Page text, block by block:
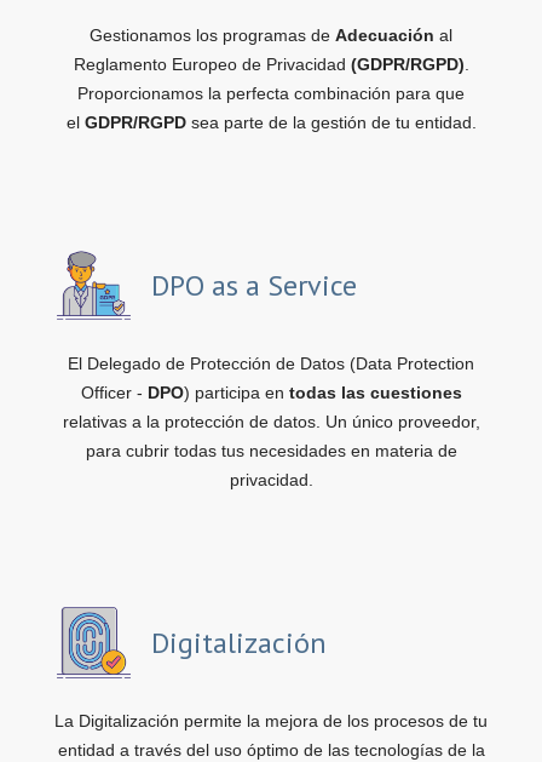
Gestionamos los programas de Adecuación al
Reglamento Europeo de Privacidad (GDPR/RGPD)
Proporcionamos la perfecta combinación para que
el GDPR/RGPDsea parte de la gestión de tu entidad.
DPO as a Service
El Delegado de Protección de Datos (Data Protection
Officer - DPO) participa en todas las cuestiones
relativas a la protección de datos. Un único proveedor,
para cubrir todas tus necesidades en materia de
privacidad.
Digitalización
La Digitalización permite la mejora de los procesos de tu
entidad a través del uso óptimo de las tecnologías de la